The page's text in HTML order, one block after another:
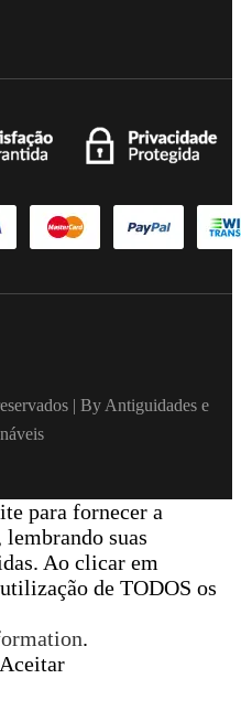
| By Antiguidades e
para fornecer a
suas
Ao clicar em
de TODOS os
.
Aceitar